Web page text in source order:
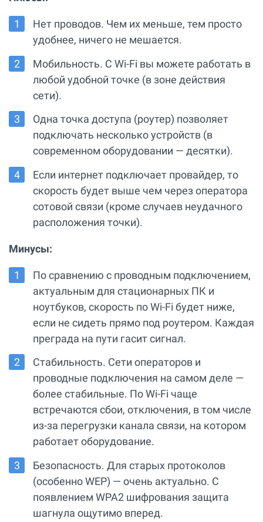
Нет проводов. Чем их меньше, тем просто
удобнее, ничего не мешается.
Мобильность. С Wi-Fi вы можете работать в
любой удобной точке (в зоне действия
сети).
Одна точка доступа (роутер) позволяет
подключать несколько устройств (в
современном оборудовании — десятки).
Если интернет подключает провайдер, то
скорость будет выше чем через оператора
сотовой связи (кроме случаев неудачного
расположения точки).
Минусы:
По сравнению с проводным подключением,
актуальным для стационарных ПК и
ноутбуков, скорость по Wi-Fi будет ниже,
если не сидеть прямо под роутером. Каждая
преграда на пути гасит сигнал.
Стабильность. Сети операторов и
проводные подключения на самом деле —
более стабильные. По Wi-Fi чаще
встречаются сбои, отключения, в том числе
из-за перегрузки канала связи, на котором
работает оборудование.
Безопасность. Для старых протоколов
(особенно WEP) — очень актуально. С
появлением WPA2 шифрования защита
шагнула ощутимо вперед.